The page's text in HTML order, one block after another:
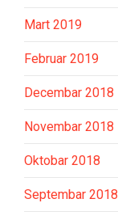
Mart 2019
Februar 2019
Decembar 2018
Novembar 2018
Oktobar 2018
Septembar 2018